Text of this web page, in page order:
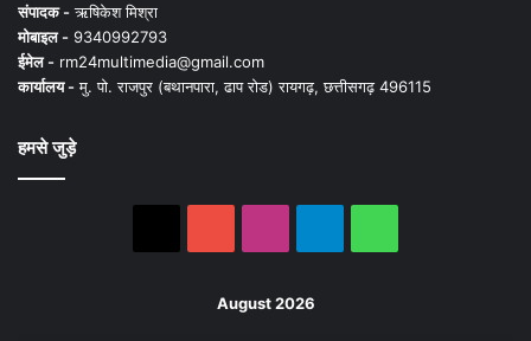
संपादक -ऋषिकेश मिश्रा
मोबाइल - 9340992793
ईमेल - rm24multimedia@gmail.com
कार्यालय -मु. पो. राजपुर (बथानपारा, ढाप रोड) रायगढ़, छत्तीसगढ़ 496115
हमसे जुड़े
August 2026